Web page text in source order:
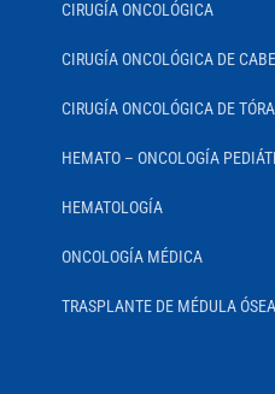
CIRUGÍA ONCOLÓGICA
CIRUGÍA ONCOLÓGICA DE
CIRUGÍA ONCOLÓGICA DE
HEMATO – ONCOLOGÍA
HEMATOLOGÍA
ONCOLOGÍA MÉDICA
TRASPLANTE DE MÉDULA ÓSEA